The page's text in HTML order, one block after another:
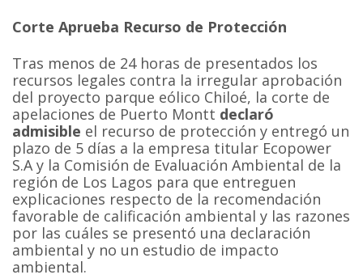
Corte Aprueba Recurso de Protección
Tras menos de 24 horas de presentados los
recursos legales contra la irregular aprobación
del proyecto parque eólico Chiloé, la corte de
apelaciones de Puerto Montt declaró
admisible el recurso de protección y entregó un
plazo de 5 días a la empresa titular Ecopower
S.A y la Comisión de Evaluación Ambiental de la
región de Los Lagos para que entreguen
explicaciones respecto de la recomendación
favorable de calificación ambiental y las razones
por las cuáles se presentó una declaración
ambiental y no un estudio de impacto
ambiental.